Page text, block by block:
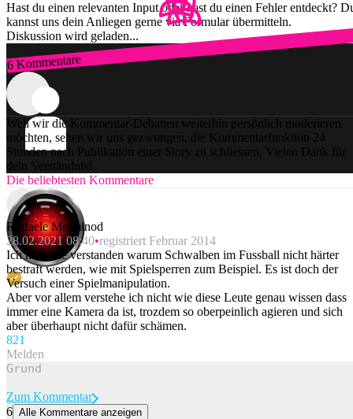
Hast du einen relevanten Input oder hast du einen Fehler entdeckt?
kannst uns dein Anliegen gerne via Formular übermitteln.
Diskussion wird geladen...
6 Kommentare
Zum Login
Weil wir die Kommentar-Debatten weiterhin persönlich moderieren
möchten, sehen wir uns gezwungen, die Kommentarfunktion 24
Stunden nach Publikation einer Story zu schliessen. Vielen Dank für
dein Verständnis!
Die beliebtesten Kommentare
Raffaele Merminod
28.02.2021 08:40 registriert Februar 2014
Ich habe nie verstanden warum Schwalben im Fussball nicht härter
bestraft werden, wie mit Spielsperren zum Beispiel. Es ist doch der
Versuch einer Spielmanipulation.
Aber vor allem verstehe ich nicht wie diese Leute genau wissen dass
immer eine Kamera da ist, trozdem so oberpeinlich agieren und sich
aber überhaupt nicht dafür schämen.
821
Melden
Zum Kommentar
6 Alle Kommentare anzeigen